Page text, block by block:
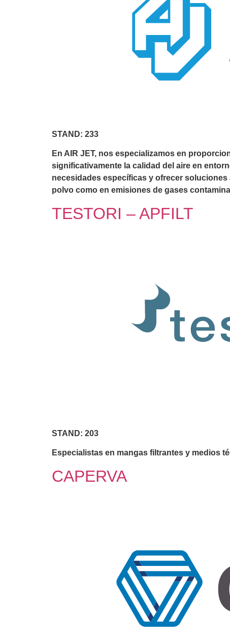
STAND: 233
En AIR JET, nos especializamos en
significativamente la calidad del aire en
necesidades específicas y ofrecer
polvo como en emisiones de gases
TESTORI – APFILT
STAND: 203
Especialistas en mangas filtrantes y medios
CAPERVA